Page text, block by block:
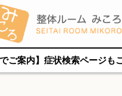
でご案内】症状検索ページも